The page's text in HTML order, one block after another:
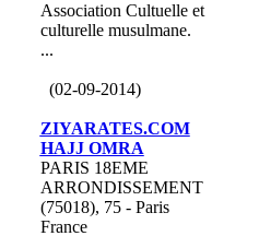
Association Cultuelle et
culturelle musulmane.
...
(02-09-2014)
ZIYARATES.COM
HAJJ OMRA
PARIS 18EME
ARRONDISSEMENT
(75018), 75 - Paris
France